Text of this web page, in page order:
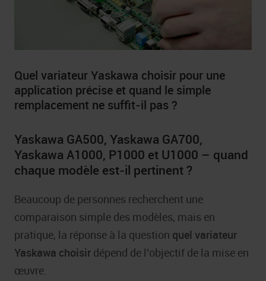
Quel variateur Yaskawa choisir pour une
application précise et quand le simple
remplacement ne suffit-il pas ?
Yaskawa GA500, Yaskawa GA700,
Yaskawa A1000, P1000 et U1000 – quand
chaque modèle est-il pertinent ?
Beaucoup de personnes recherchent une
comparaison simple des modèles, mais en
pratique, la réponse à la question quel variateur
Yaskawa choisir dépend de l’objectif de la mise en
œuvre.